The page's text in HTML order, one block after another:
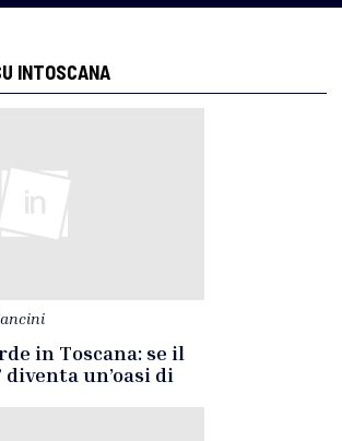
INTOSCANA
in Toscana: se il
un’oasi di